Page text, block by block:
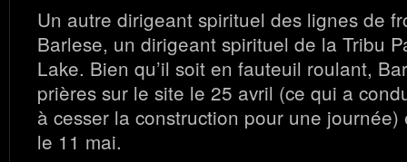
Un autre dirigeant spirituel des lignes de
Barlese, un dirigeant spirituel de la Tribu
Lake. Bien qu’il soit en fauteuil roulant,
prières sur le site le 25 avril (ce qui a
à cesser la construction pour une
le 11 mai.